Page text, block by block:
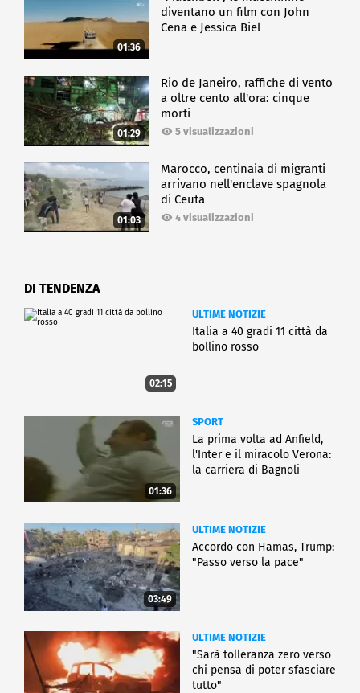
01:36
diventano un film con John
Cena e Jessica Biel
01:29
Rio de Janeiro, raffiche di vento
a oltre cento all'ora: cinque
morti
5 visualizzazioni
01:03
Marocco, centinaia di migranti
arrivano nell'enclave spagnola
di Ceuta
4 visualizzazioni
DI TENDENZA
02:15
ULTIME NOTIZIE
Italia a 40 gradi 11 città da
bollino rosso
01:36
SPORT
La prima volta ad Anfield,
l'Inter e il miracolo Verona:
la carriera di Bagnoli
03:49
ULTIME NOTIZIE
Accordo con Hamas, Trump:
"Passo verso la pace"
ULTIME NOTIZIE
"Sarà tolleranza zero verso
chi pensa di poter sfasciare
tutto"